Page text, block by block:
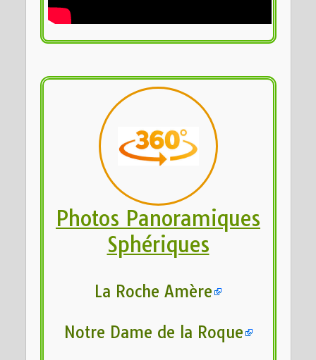
Photos Panoramiques
Sphériques
La Roche Amère
Notre Dame de la Roque